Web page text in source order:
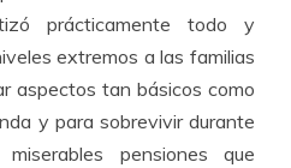
prácticamente todo y
extremos a las familias
aspectos tan básicos como
y para sobrevivir durante
pensiones que